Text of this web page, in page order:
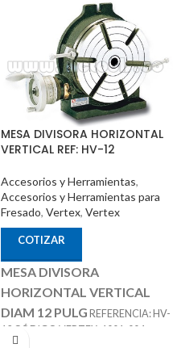
MESA DIVISORA HORIZONTAL
VERTICAL REF: HV-12
Accesorios y Herramientas,
Accesorios y Herramientas para
Fresado, Vertex, Vertex
COTIZAR
MESA DIVISORA
HORIZONTAL VERTICAL
DIAM 12 PULG REFERENCIA: HV-
12 CÓDIGO VERTEX: 1001-004